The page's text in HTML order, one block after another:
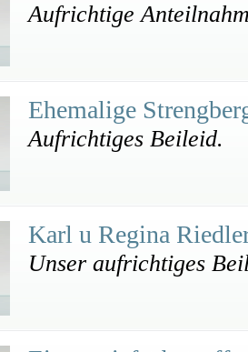
Aufrichtige
Ehemalige
Aufrichtiges Beileid.
Karl u Regina
Unser aufrichtiges